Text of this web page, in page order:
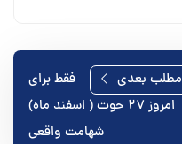
مطلب بعدی
فقط برای
امروز ۲۷ حوت ( اسفند ماه)
شهامت واقعی